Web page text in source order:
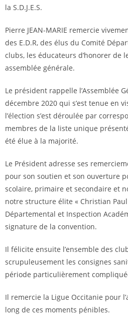
la S.D.J.E.S.
Pierre JEAN-MARIE remercie
des E.D.R, des élus du Comité
clubs, les éducateurs d’honorer de
assemblée générale.
Le président rappelle l’Assemblée
décembre 2020 qui s’est tenue en
l’élection s’est déroulée par
membres de la liste unique
été élue à la majorité.
Le Président adresse ses
pour son soutien et son ouverture
scolaire, primaire et secondaire et
notre structure élite « Christian
Départemental et Inspection
signature de la convention.
Il félicite ensuite l’ensemble des
scrupuleusement les consignes
période particulièrement
Il remercie la Ligue Occitanie pour
long de ces moments pénibles.